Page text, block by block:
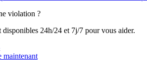
violation ?
disponibles 24h/24 et 7j/7 pour vous aider.
maintenant